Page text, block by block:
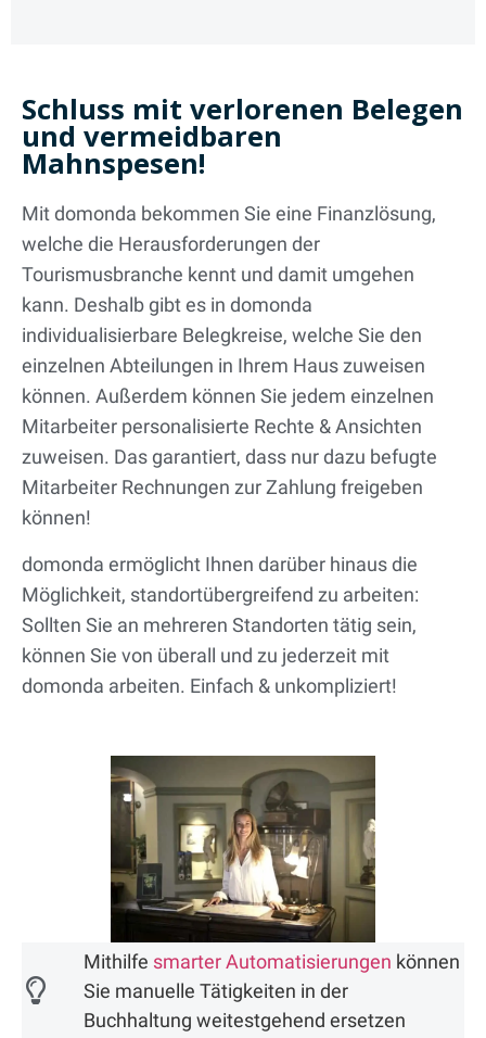
Schluss mit verlorenen Belegen
und vermeidbaren
Mahnspesen!
Mit domonda bekommen Sie eine Finanzlösung,
welche die Herausforderungen der
Tourismusbranche kennt und damit umgehen
kann. Deshalb gibt es in domonda
individualisierbare Belegkreise, welche Sie den
einzelnen Abteilungen in Ihrem Haus zuweisen
können. Außerdem können Sie jedem einzelnen
Mitarbeiter personalisierte Rechte & Ansichten
zuweisen. Das garantiert, dass nur dazu befugte
Mitarbeiter Rechnungen zur Zahlung freigeben
können!
domonda ermöglicht Ihnen darüber hinaus die
Möglichkeit, standortübergreifend zu arbeiten:
Sollten Sie an mehreren Standorten tätig sein,
können Sie von überall und zu jederzeit mit
domonda arbeiten. Einfach & unkompliziert!
Mithilfe smarter Automatisierungen können
Sie manuelle Tätigkeiten in der
Buchhaltung weitestgehend ersetzen